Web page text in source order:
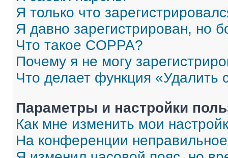
Я только что
Я давно зарегистрирован, но
Что такое COPPA?
Почему я не могу
Что делает функция «Удалить
Параметры и настройки
Как мне изменить мои
На конференции